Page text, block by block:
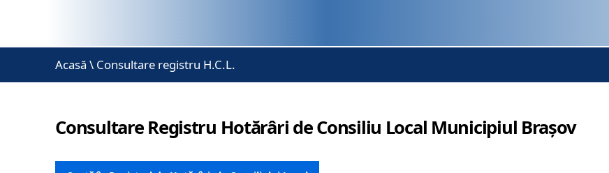
Acasă \ Consultare registru H.C.L.
Consultare Registru Hotărâri de Consiliu Local Municipiul Brașov